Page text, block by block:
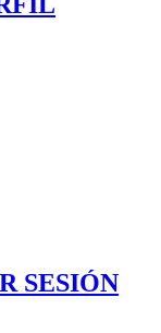
SESIÓN